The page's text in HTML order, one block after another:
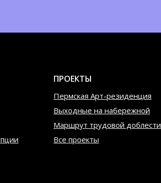
ПРОЕКТЫ
Пермская Арт-резиденция
Выходные на набережной
Маршрут трудовой доблести
Все проекты